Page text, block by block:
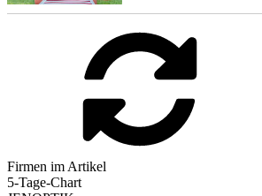
Firmen im Artikel
5-Tage-Chart